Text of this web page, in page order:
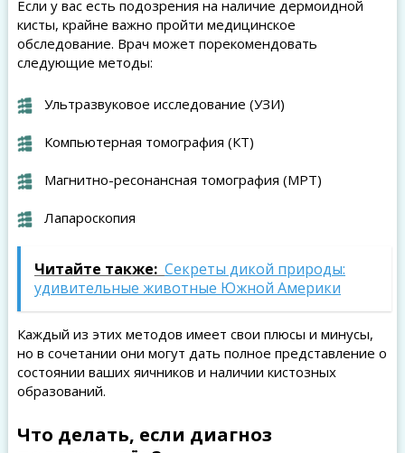
Если у вас есть подозрения на наличие дермоидной
кисты, крайне важно пройти медицинское
обследование. Врач может порекомендовать
следующие методы:
Ультразвуковое исследование (УЗИ)
Компьютерная томография (КТ)
Магнитно-ресонансная томография (МРТ)
Лапароскопия
Читайте также: Секреты дикой природы:
удивительные животные Южной Америки
Каждый из этих методов имеет свои плюсы и минусы,
но в сочетании они могут дать полное представление о
состоянии ваших яичников и наличии кистозных
образований.
Что делать, если диагноз